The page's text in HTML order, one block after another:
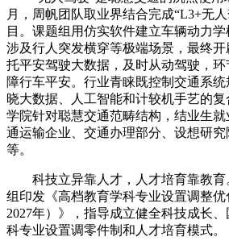
月，周帆团队取业界结合完成“L3+无
目。课题组用仿实软件建立车辆动力学
涉及行人突发横穿等极端场景，最终开
托平安驾驶大数据，及时从动驾驶，
障行车平安。行业青睐既控制交通系
晓大数据、人工智能和计较机手艺的复
学院针对聪慧交通范畴结构，结业生
通运输企业、交通办理部分、设想研
等。
科技立异靠人才，人才培育靠教育
组印发《高档教育学科专业设置调整
2027年）》，指导成立健全科技成长
科专业设置调零件制和人才培育模式。